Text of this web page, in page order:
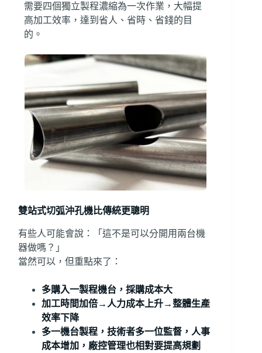
需要四個獨立製程濃縮為一次作業，大幅提
高加工效率，達到省人、省時、省錢的目
的。
雙站式切弧沖孔機比傳統更聰明
有些人可能會說：「這不是可以分開用兩台機
器做嗎？」
當然可以，但重點來了：
多購入一製程機台，採購成本大
加工時間加倍→人力成本上升→整體生產
效率下降
多一機台製程，技術者多一位監督，人事
成本增加，廠控管理也相對要提高規劃